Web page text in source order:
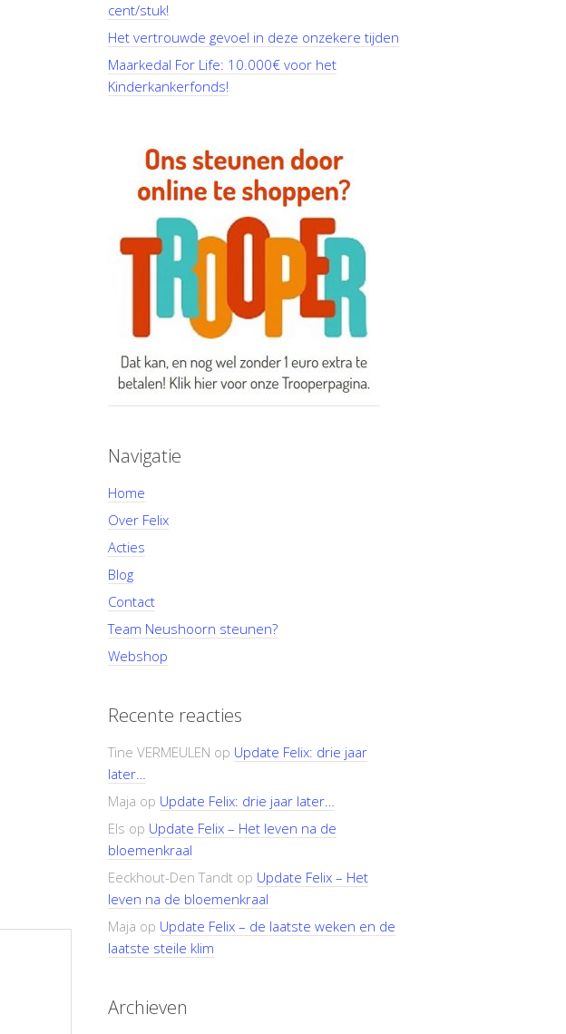
cent/stuk!
Het vertrouwde gevoel in deze onzekere tijden
Maarkedal For Life: 10.000€ voor het
Kinderkankerfonds!
Navigatie
Home
Over Felix
Acties
Blog
Contact
Team Neushoorn steunen?
Webshop
Recente reacties
Tine VERMEULEN op Update Felix: drie jaar
later…
Maja op Update Felix: drie jaar later…
Els op Update Felix – Het leven na de
bloemenkraal
Eeckhout-Den Tandtop Update Felix – Het
leven na de bloemenkraal
Maja op Update Felix – de laatste weken en de
laatste steile klim
Archieven